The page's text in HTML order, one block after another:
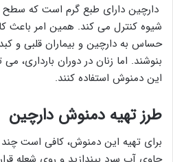
دارچین دارای طبع گرم است که سطح
شیوه کنترل می کند. همین امر باعث
حساس به دارچین و بیماران قلبی و
بنوشند. اما زنان در دوران بارداری، می
این دمنوش استفاده کنند.
طرز تهیه دمنوش دارچین
برای تهیه این دمنوش، کافی است